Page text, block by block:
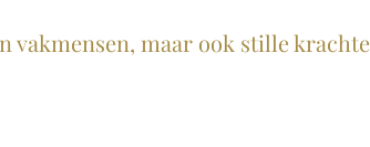
vakmensen, maar ook stille